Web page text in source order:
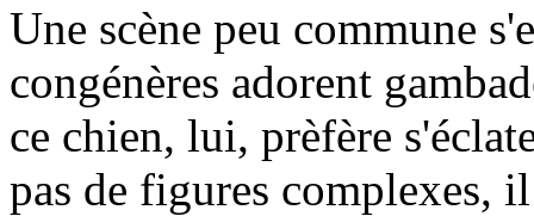
Une scène peu commune
congénères adorent
ce chien, lui, prèfère
pas de figures complexes,